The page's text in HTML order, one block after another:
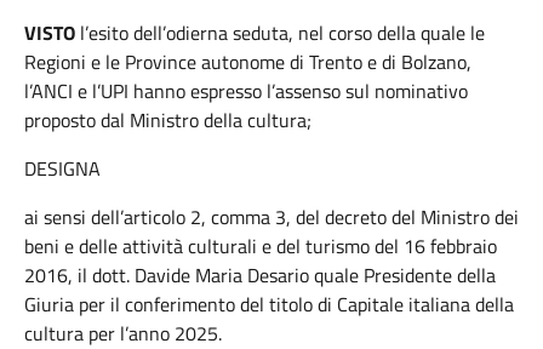
VISTO l’esito dell’odierna seduta, nel corso della quale le
Regioni e le Province autonome di Trento e di Bolzano,
l’ANCI e l’UPI hanno espresso l’assenso sul nominativo
proposto dal Ministro della cultura;
DESIGNA
ai sensi dell’articolo 2, comma 3, del decreto del Ministro dei
beni e delle attività culturali e del turismo del 16 febbraio
2016, il dott. Davide Maria Desario quale Presidente della
Giuria per il conferimento del titolo di Capitale italiana della
cultura per l’anno 2025.